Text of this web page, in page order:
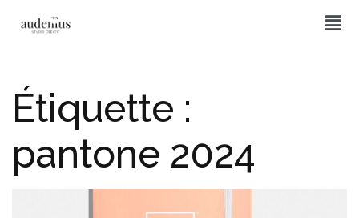
Étiquette :
pantone 2024